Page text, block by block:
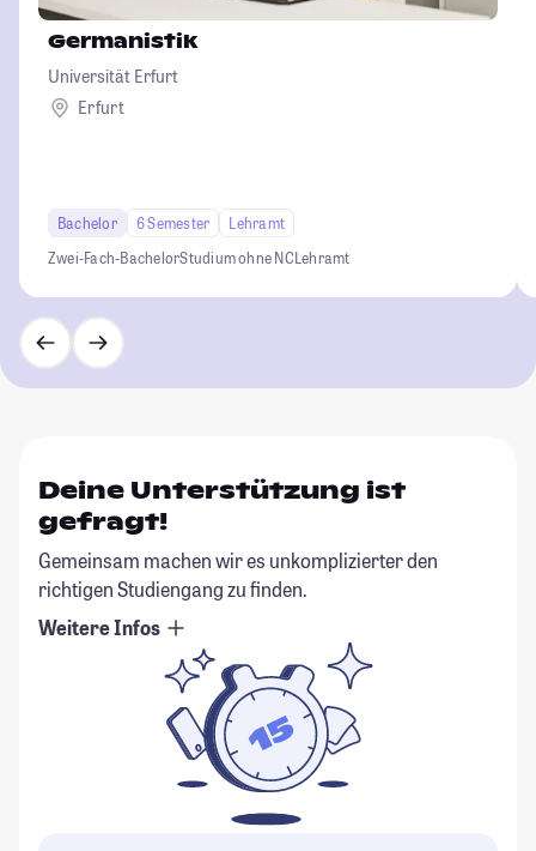
Germanistik
Universität Erfurt
Erfurt
Bachelor 6 Semester
Lehramt
Zwei-Fach-BachelorStudium ohne NCLehramt
Deine Unterstützung ist
gefragt!
Gemeinsam machen wir es unkomplizierter den
richtigen Studiengang zu finden.
Weitere Infos